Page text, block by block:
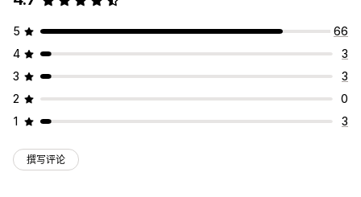
5
66
4
3
3
3
2
0
1
3
撰写评论